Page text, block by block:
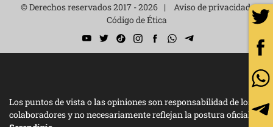
© Derechos reservados 2017 - 2026
Aviso de privacidad
Código de Ética
Los puntos de vista o las opiniones son responsabilidad de los
colaboradores y no necesariamente reflejan la postura oficial de